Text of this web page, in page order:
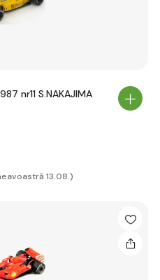
nr11 S.NAKAJIMA
13.08.)